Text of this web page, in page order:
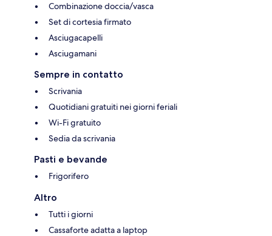
Combinazione doccia/vasca
Set di cortesia firmato
Asciugacapelli
Asciugamani
Sempre in contatto
Scrivania
Quotidiani gratuiti nei giorni feriali
Wi-Fi gratuito
Sedia da scrivania
Pasti e bevande
Frigorifero
Altro
Tutti i giorni
Cassaforte adatta a laptop